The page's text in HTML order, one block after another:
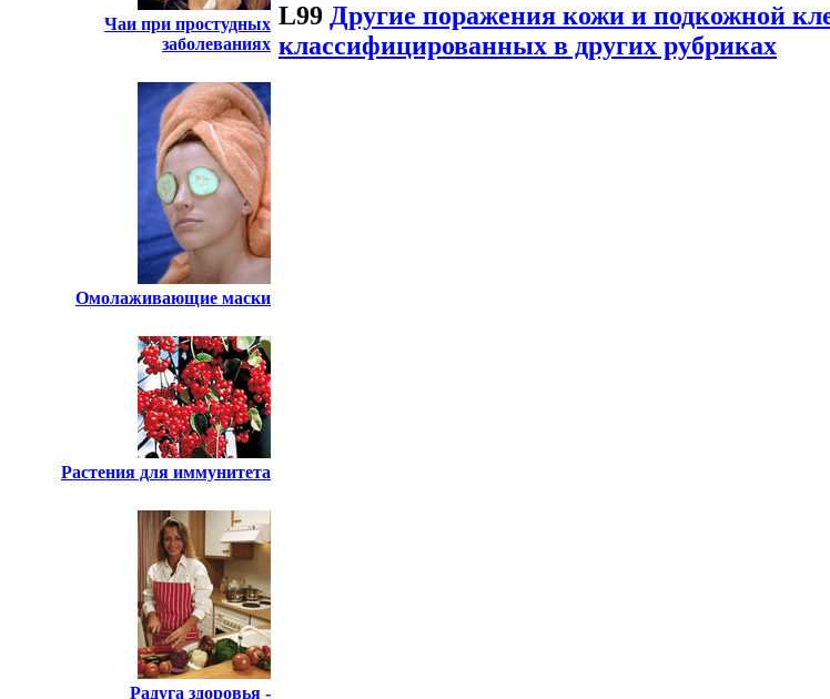
Чаи при простудных
заболеваниях
Омолаживающие маски
Растения для иммунитета
Радуга здоровья -
L99 Другие поражения кожи и подкожной
классифицированных в других рубриках